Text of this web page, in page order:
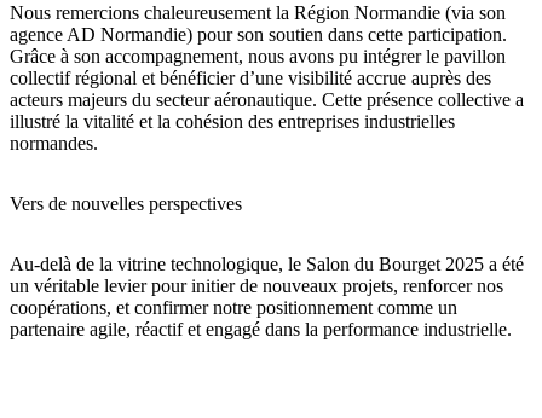
Nous remercions chaleureusement la Région Normandie (via son
agence AD Normandie) pour son soutien dans cette participation.
Grâce à son accompagnement, nous avons pu intégrer le pavillon
collectif régional et bénéficier d’une visibilité accrue auprès des
acteurs majeurs du secteur aéronautique. Cette présence collective a
illustré la vitalité et la cohésion des entreprises industrielles
normandes.
Vers de nouvelles perspectives
Au-delà de la vitrine technologique, le Salon du Bourget 2025 a été
un véritable levier pour initier de nouveaux projets, renforcer nos
coopérations, et confirmer notre positionnement comme un
partenaire agile, réactif et engagé dans la performance industrielle.